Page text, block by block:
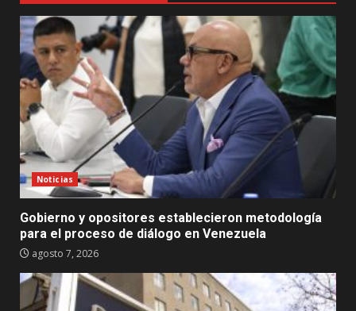
Noticias
Gobierno y opositores establecieron metodología
para el proceso de diálogo en Venezuela
agosto 7, 2026